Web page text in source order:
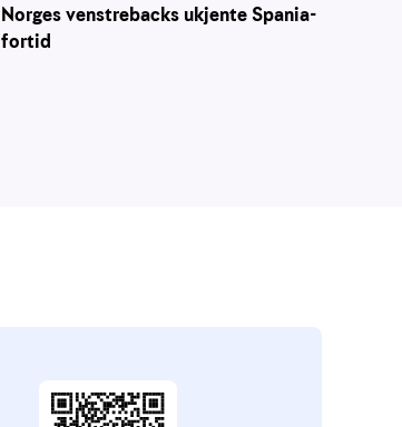
Norges venstrebacks ukjente Spania-
fortid